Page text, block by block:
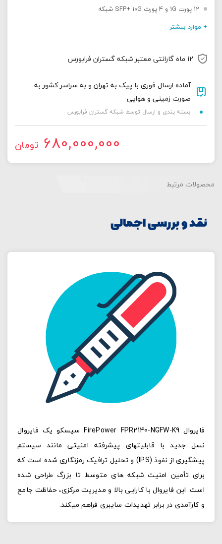
12 پورت 1G و 4 پورت SFP+ 10G شبکه
+ موارد بیشتر
12 ماه گارانتی معتبر شبکه گستران فرابورس
آماده ارسال فوری با پیک به تهران و به سراسر کشور به
صورت زمینی و هوایی
بسته بندی و ارسال توسط شبکه گستران فرابورس
680,000,000 تومان
محصولات مرتبط
نقد و بررسی اجمالی
فایروال FirePower FPR2140-NGFW-K9 سیسکو یک فایروال
نسل جدید با قابلیتهای پیشرفته امنیتی مانند سیستم
پیشگیری از نفوذ (IPS) و تحلیل ترافیک رمزنگاری‌ شده است که
برای تأمین امنیت شبکه‌ های متوسط تا بزرگ طراحی شده
است. این فایروال با کارایی بالا و مدیریت مرکزی، حفاظت جامع
و کارآمدی در برابر تهدیدات سایبری فراهم میکند.